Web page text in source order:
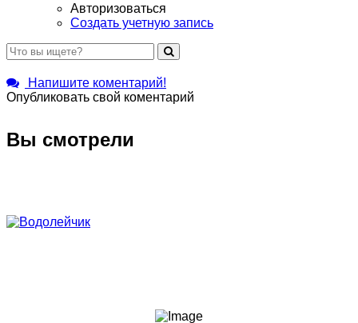
Авторизоваться
Создать учетную запись
Напишите коментарий!
Опубликовать свой коментарий
Вы смотрели